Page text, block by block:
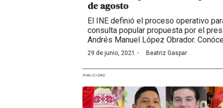
de agosto
El INE definió el proceso operativo
consulta popular propuesta por el
Andrés Manuel López Obrador.
29 de junio, 2021 · Beatriz Gaspar
PUBLICIDAD